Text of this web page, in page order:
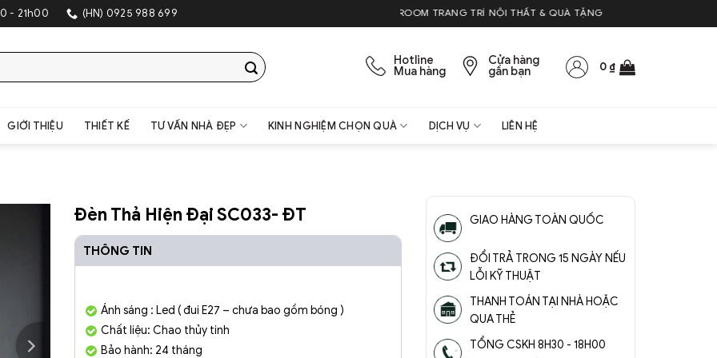
- 21h00 (HN) 0925 988 699 SHOWROOM TRANG TRÍ NỘI THẤT & QUÀ TẶNG
Hotline
Mua hàng
Cửa hàng
gần bạn 0 ₫
GIỚI THIỆU THIẾT KẾ TƯ VẤN NHÀ ĐẸP KINH NGHIỆM CHỌN QUÀ DỊCH VỤ LIÊN HỆ
Đèn Thả Hiện Đại SC033- ĐT
THÔNG TIN
Ánh sáng : Led ( đui E27 – chưa bao gồm bóng )
Chất liệu: Chao thủy tinh
Bảo hành: 24 tháng
GIAO HÀNG TOÀN QUỐC
ĐỔI TRẢ TRONG 15 NGÀY NẾU
LỖI KỸ THUẬT
THANH TOÁN TẠI NHÀ HOẶC
QUA THẺ
TỔNG CSKH 8H30 - 18H00